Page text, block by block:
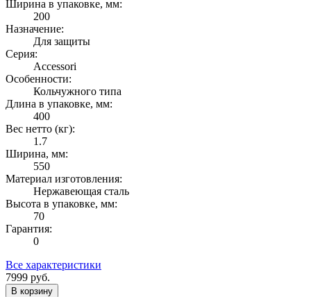
Ширина в упаковке, мм:
200
Назначение:
Для защиты
Серия:
Accessori
Особенности:
Кольчужного типа
Длина в упаковке, мм:
400
Вес нетто (кг):
1.7
Ширина, мм:
550
Материал изготовления:
Нержавеющая сталь
Высота в упаковке, мм:
70
Гарантия:
0
Все характеристики
7999 руб.
В корзину